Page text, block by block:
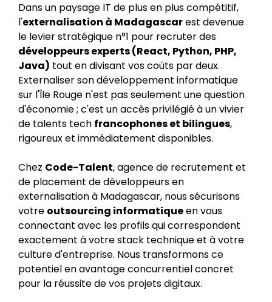
Dans un paysage IT de plus en plus compétitif,
l'externalisation à Madagascarest devenue
le levier stratégique n°1 pour recruter des
développeurs experts (React, Python, PHP,
Java) tout en divisant vos coûts par deux.
Externaliser son développement informatique
sur l'Île Rouge n'est pas seulement une question
d'économie ; c'est un accès privilégié à un vivier
de talents tech francophones et bilingues,
rigoureux et immédiatement disponibles.
Chez Code-Talent, agence de recrutement et
de placement de développeurs en
externalisation à Madagascar, nous sécurisons
votre outsourcing informatiqueen vous
connectant avec les profils qui correspondent
exactement à votre stack technique et à votre
culture d'entreprise. Nous transformons ce
potentiel en avantage concurrentiel concret
pour la réussite de vos projets digitaux.